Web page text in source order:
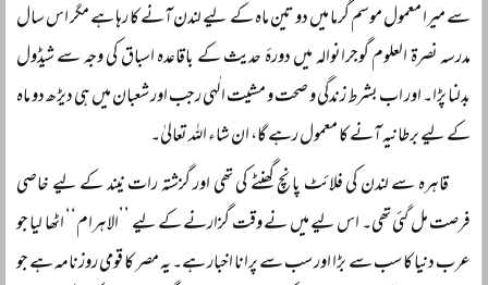
سے میرا معمول موسم گرما میں دو تین ماہ کے لیے لندن آنے کا رہا ہے مگر اس سال
مدرسہ نصرۃ العلوم گوجرانوالہ میں دورۂ حدیث کے باقاعدہ اسباق کی وجہ سے شیڈول
بدلنا پڑا۔ اور اب بشرط زندگی و صحت و مشیت الٰہی رجب اور شعبان میں ہی دیڑھ دو ماہ
کے لیے برطانیہ آنے کا معمول رہے گا، ان شاء اللہ تعالیٰ۔
قاہرہ سے لندن کی فلائٹ پانچ گھنٹے کی تھی اور گزشتہ رات نیند کے لیے خاصی
فرصت مل گئی تھی۔ اس لیے میں نے وقت گزارنے کے لیے ’’الاہرام‘‘ اٹھا لیا جو
عرب دنیا کا سب سے بڑا اور سب سے پرانا اخبار ہے۔ یہ مصر کا قومی روزنامہ ہے جو